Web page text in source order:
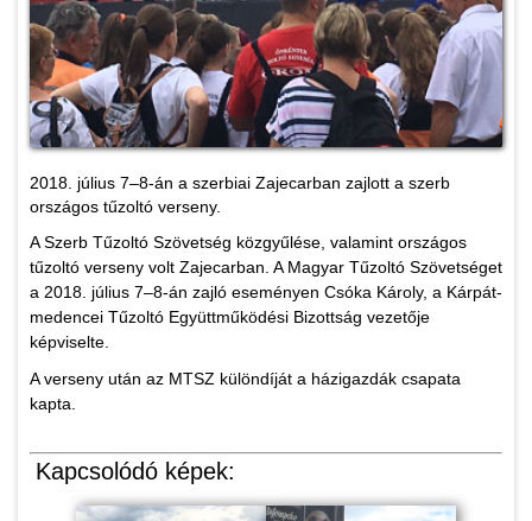
2018. július 7–8-án a szerbiai Zajecarban zajlott a szerb
országos tűzoltó verseny.
A Szerb Tűzoltó Szövetség közgyűlése, valamint országos
tűzoltó verseny volt Zajecarban. A Magyar Tűzoltó Szövetséget
a 2018. július 7–8-án zajló eseményen Csóka Károly, a Kárpát-
medencei Tűzoltó Együttműködési Bizottság vezetője
képviselte.
A verseny után az MTSZ különdíját a házigazdák csapata
kapta.
Kapcsolódó képek: